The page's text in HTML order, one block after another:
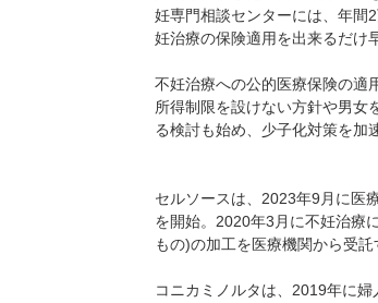
妊専門相談センターには、年間
妊治療の保険適用を出来るだけ
不妊治療への公的医療保険の適
所得制限を設けない方針や男女
る検討も始め、少子化対策を加
セルソースは、2023年9月に医
を開始。2020年3月に不妊治療
もの)の加工を医療機関から受託
コニカミノルタは、2019年に